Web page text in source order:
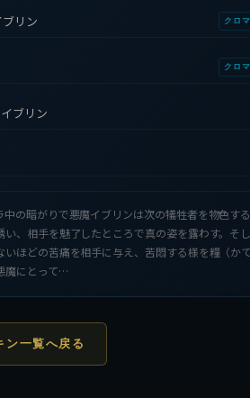
リン クロ
クロ
ブリン
中の暗がりで悪魔イブリンは次の犠牲者を物色す
い、相手を魅了したところで真の姿を露わす。そ
いほどの苦痛を相手に与え、苦悶する様を糧（か
魔にとって…
ン一覧へ戻る